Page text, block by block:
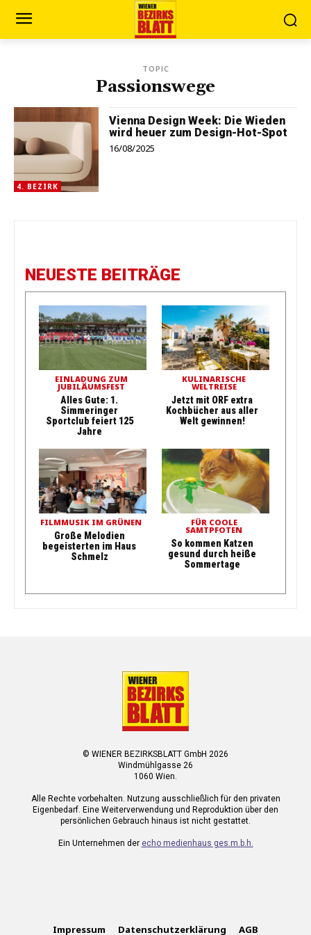
TOPIC
Passionswege
4. BEZIRK
Vienna Design Week: Die Wieden
wird heuer zum Design-Hot-Spot
16/08/2025
NEUESTE BEITRÄGE
EINLADUNG ZUM
JUBILÄUMSFEST
Alles Gute: 1.
Simmeringer
Sportclub feiert 125
Jahre
KULINARISCHE
WELTREISE
Jetzt mit ORF extra
Kochbücher aus aller
Welt gewinnen!
FILMMUSIK IM GRÜNEN
Große Melodien
begeisterten im Haus
Schmelz
FÜR COOLE
SAMTPFOTEN
So kommen Katzen
gesund durch heiße
Sommertage
© WIENER BEZIRKSBLATT GmbH 2026
Windmühlgasse 26
1060 Wien.
Alle Rechte vorbehalten. Nutzung ausschließlich für den privaten
Eigenbedarf. Eine Weiterverwendung und Reproduktion über den
persönlichen Gebrauch hinaus ist nicht gestattet.
Ein Unternehmen der echo medienhaus ges.m.b.h.
Impressum Datenschutzerklärung AGB